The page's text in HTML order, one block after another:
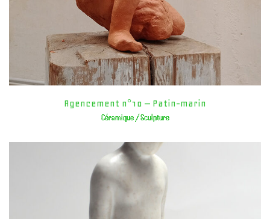
Agencement n°10 – Patin-marin
Céramique / Sculpture